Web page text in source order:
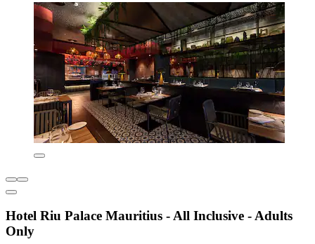
Hotel Riu Palace Mauritius - All Inclusive - Adults
Only